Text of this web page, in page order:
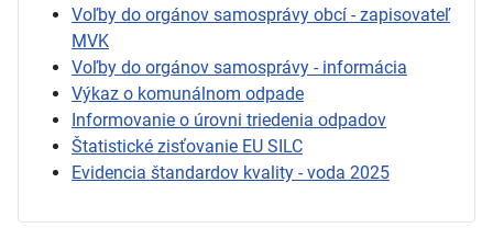
Voľby do orgánov samosprávy obcí - zapisovateľ
MVK
Voľby do orgánov samosprávy - informácia
Výkaz o komunálnom odpade
Informovanie o úrovni triedenia odpadov
Štatistické zisťovanie EU SILC
Evidencia štandardov kvality - voda 2025